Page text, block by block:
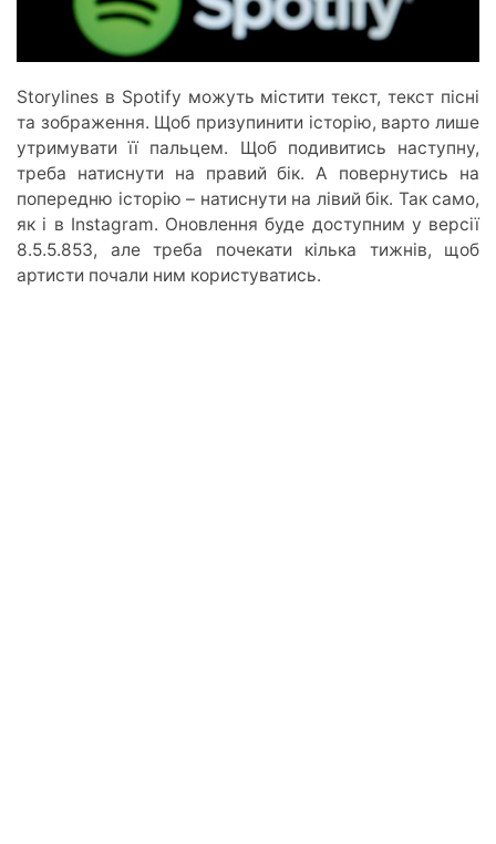
Storylines в Spotify можуть містити текст, текст пісні
та зображення. Щоб призупинити історію, варто лише
утримувати її пальцем. Щоб подивитись наступну,
треба натиснути на правий бік. А повернутись на
попередню історію – натиснути на лівий бік. Так само,
як і в Instagram. Оновлення буде доступним у версії
8.5.5.853, але треба почекати кілька тижнів, щоб
артисти почали ним користуватись.